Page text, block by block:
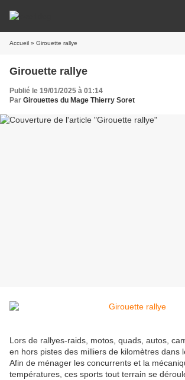
Accueil » Girouette rallye
Girouette rallye
Publié le 19/01/2025 à 01:14
Par Girouettes du Mage Thierry Soret
Lors de rallyes-raids, motos, quads, autos,
en hors pistes des milliers de kilomètres dans
Afin de ménager les concurrents et la
températures, ces sports tout terrain se